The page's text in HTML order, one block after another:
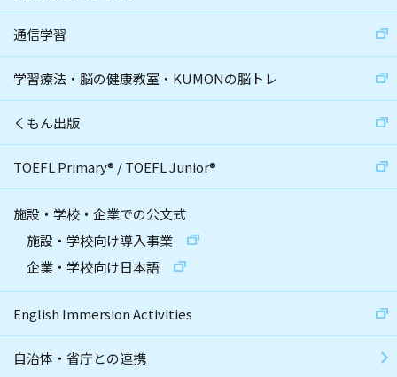
通信学習
学習療法・脳の健康教室・KUMONの脳トレ
くもん出版
TOEFL Primary® /TOEFL Junior®
施設・学校・企業での公文式
施設・学校向け導入事業
企業・学校向け日本語
English Immersion Activities
自治体・省庁との連携